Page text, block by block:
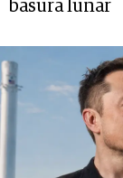
basura lunar